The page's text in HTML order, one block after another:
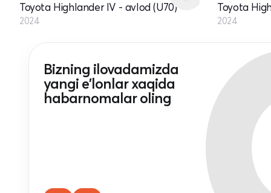
Toyota Highlander IV - avlod (U70)
2024
Toyota
2024
Bizning ilovadamizda
yangi e'lonlar xaqida
habarnomalar oling